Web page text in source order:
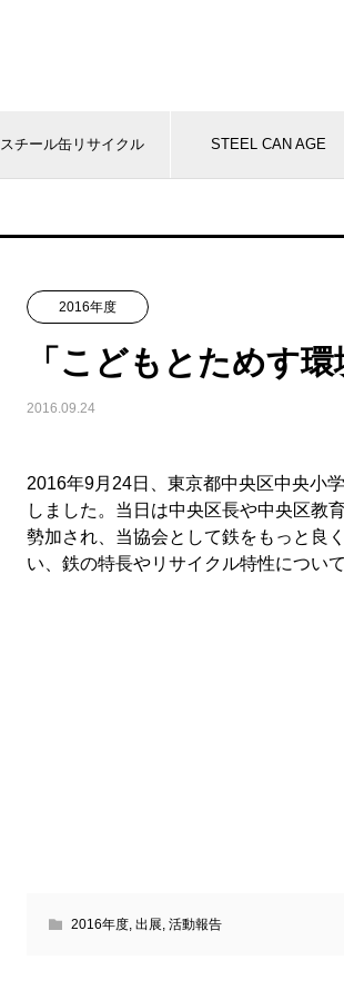
スチール缶リサイクル STEEL CAN AGE
2016年度
「こどもとためす
2016.09.24
2016年9月24日、東京都中央区中央小
しました。当日は中央区長や中央区教
勢加され、当協会として鉄をもっと良
い、鉄の特長やリサイクル特性につい
2016年度, 出展, 活動報告